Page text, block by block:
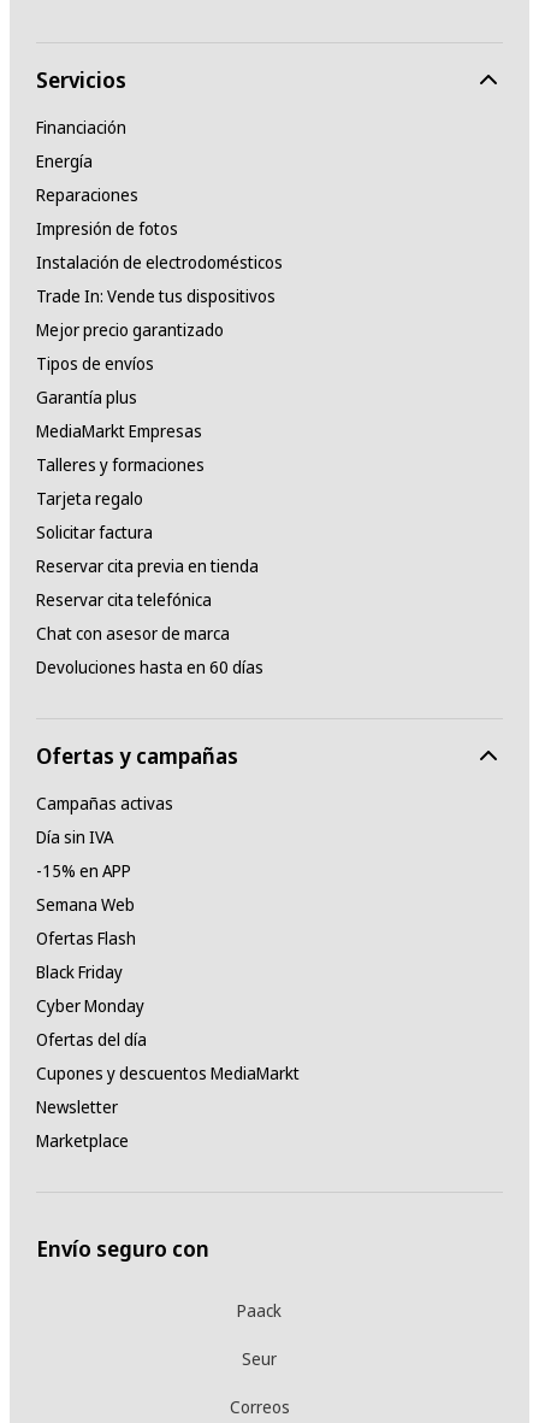
Servicios
Financiación
Energía
Reparaciones
Impresión de fotos
Instalación de electrodomésticos
Trade In: Vende tus dispositivos
Mejor precio garantizado
Tipos de envíos
Garantía plus
MediaMarkt Empresas
Talleres y formaciones
Tarjeta regalo
Solicitar factura
Reservar cita previa en tienda
Reservar cita telefónica
Chat con asesor de marca
Devoluciones hasta en 60 días
Ofertas y campañas
Campañas activas
Día sin IVA
-15% en APP
Semana Web
Ofertas Flash
Black Friday
Cyber Monday
Ofertas del día
Cupones y descuentos MediaMarkt
Newsletter
Marketplace
Envío seguro con
Paack
Seur
Correos